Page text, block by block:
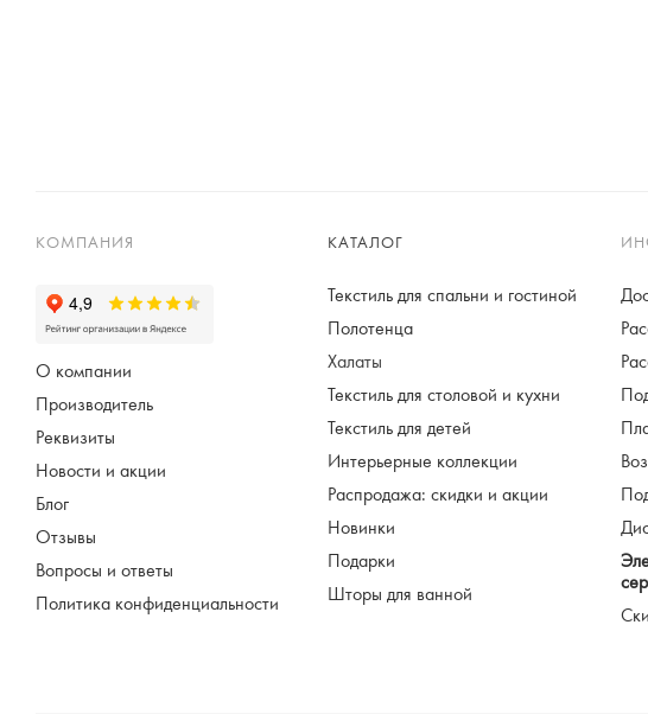
КОМПАНИЯ
О компании
Производитель
Реквизиты
Новости и акции
Блог
Отзывы
Вопросы и ответы
Политика конфиденциальности
КАТАЛОГ
Текстиль для спальни и гостиной
Полотенца
Халаты
Текстиль для столовой и кухни
Текстиль для детей
Интерьерные коллекции
Распродажа: скидки и акции
Новинки
Подарки
Шторы для ванной